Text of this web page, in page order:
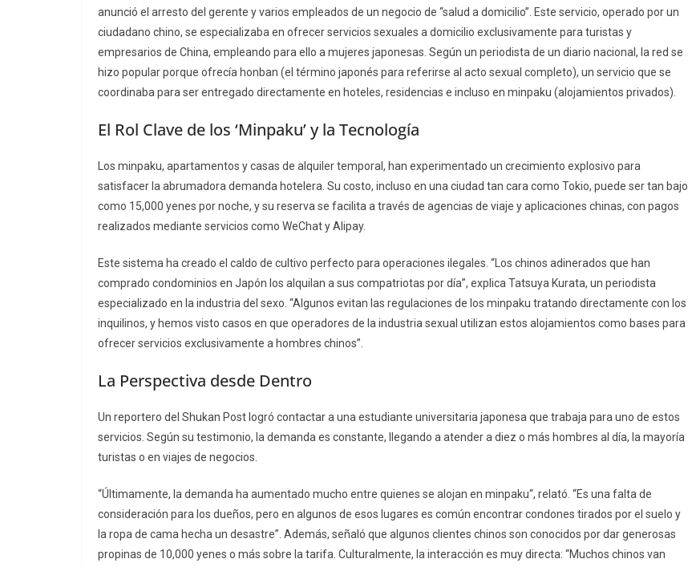
anunció el arresto del gerente y varios empleados de un negocio de “salud a domicilio” . Este servicio, operado por un
ciudadano chino, se especializaba en ofrecer servicios sexuales a domicilio exclusivamente para turistas y
empresarios de China, empleando para ello a mujeres japonesas. Según un periodista de un diario nacional, la red se
hizo popular porque ofrecía honban (el término japonés para referirse al acto sexual completo), un servicio que se
coordinaba para ser entregado directamente en hoteles, residencias e incluso en minpaku (alojamientos privados).
El Rol Clave de los ‘Minpaku’ y la Tecnología
Los minpaku, apartamentos y casas de alquiler temporal, han experimentado un crecimiento explosivo para
satisfacer la abrumadora demanda hotelera. Su costo, incluso en una ciudad tan cara como Tokio, puede ser tan bajo
como 15,000 yenes por noche, y su reserva se facilita a través de agencias de viaje y aplicaciones chinas, con pagos
realizados mediante servicios como WeChat y Alipay.
Este sistema ha creado el caldo de cultivo perfecto para operaciones ilegales. “Los chinos adinerados que han
comprado condominios en Japón los alquilan a sus compatriotas por día”, explica Tatsuya Kurata, un periodista
especializado en la industria del sexo. “Algunos evitan las regulaciones de los minpaku tratando directamente con los
inquilinos, y hemos visto casos en que operadores de la industria sexual utilizan estos alojamientos como bases para
ofrecer servicios exclusivamente a hombres chinos”.
La Perspectiva desde Dentro
Un reportero del Shukan Post logró contactar a una estudiante universitaria japonesa que trabaja para uno de estos
servicios. Según su testimonio, la demanda es constante, llegando a atender a diez o más hombres al día, la mayoría
turistas o en viajes de negocios.
“Últimamente, la demanda ha aumentado mucho entre quienes se alojan en minpaku“, relató. “Es una falta de
consideración para los dueños, pero en algunos de esos lugares es común encontrar condones tirados por el suelo y
la ropa de cama hecha un desastre”. Además, señaló que algunos clientes chinos son conocidos por dar generosas
propinas de 10,000 yenes o más sobre la tarifa. Culturalmente, la interacción es muy directa: “Muchos chinos van